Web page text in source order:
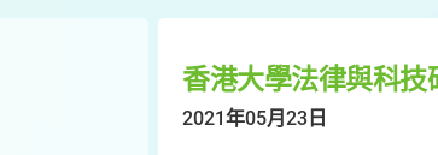
香港大學法律與科技
2021年05月23日